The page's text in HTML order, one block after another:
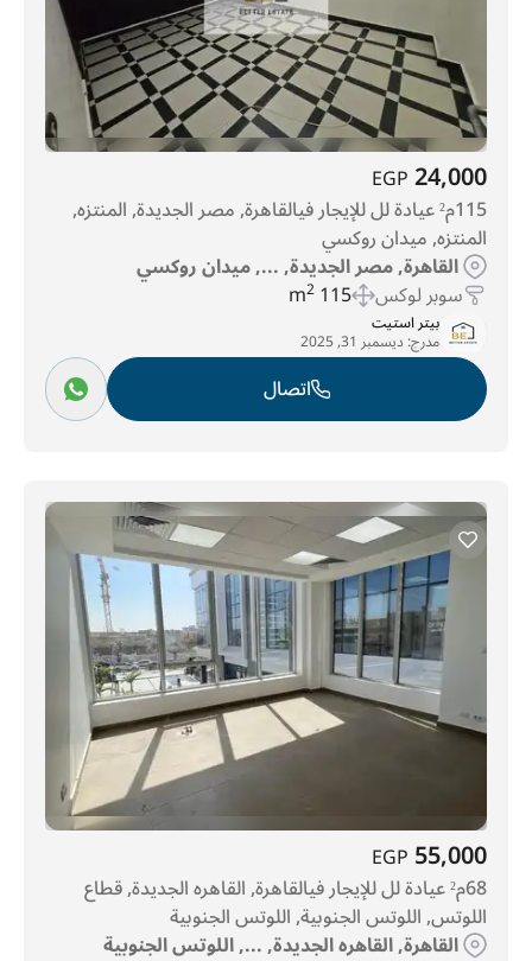
24,000
EGP
115م² عيادة لل للإيجار فيالقاهرة, مصر الجديدة, المنتزه,
المنتزه, ميدان روكسي
القاهرة, مصر الجديدة, ..., ميدان روكسي
سوبر لوكس 115 m
2
بيتر استيت
مدرج: ديسمبر 31, 2025
اتصال
55,000
EGP
68م² عيادة لل للإيجار فيالقاهرة, القاهره الجديدة, قطاع
اللوتس, اللوتس الجنوبية, اللوتس الجنوبية
القاهرة, القاهره الجديدة, ..., اللوتس الجنوبية